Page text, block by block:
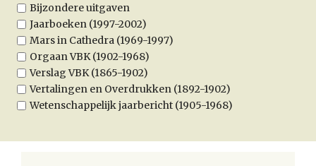
Bijzondere uitgaven
Jaarboeken (1997-2002)
Mars in Cathedra (1969-1997)
Orgaan VBK (1902-1968)
Verslag VBK (1865-1902)
Vertalingen en Overdrukken (1892-1902)
Wetenschappelijk jaarbericht (1905-1968)